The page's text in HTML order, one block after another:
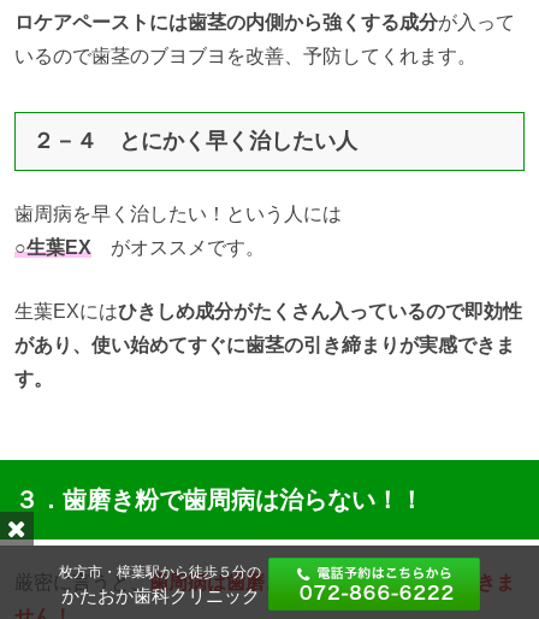
ロケアペーストには歯茎の内側から強くする成分が入って
いるので歯茎のブヨブヨを改善、予防してくれます。
２－４ とにかく早く治したい人
歯周病を早く治したい！という人には
○生葉EX がオススメです。
生葉EXにはひきしめ成分がたくさん入っているので即効性
があり、使い始めてすぐに歯茎の引き締まりが実感できま
す。
３．歯磨き粉で歯周病は治らない！！
厳密に言うと、歯周病は歯磨き粉で完治することはできま
枚方市・樟葉駅から徒歩５分の
かたおか歯科クリニック